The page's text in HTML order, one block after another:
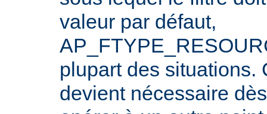
valeur par défaut,
plupart des situations.
devient nécessaire